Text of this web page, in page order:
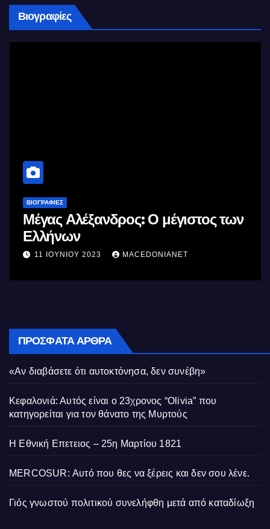
Βιογραφίες
ΒΙΟΓΡΑΦΊΕΣ
Μέγας Αλέξανδρος: Ο μέγιστος των
Ελλήνων
11 ΙΟΥΝΊΟΥ 2023 MACEDONIANET
ΠΡΌΣΦΑΤΑ ΆΡΘΡΑ
«Αν διαβάσετε ότι αυτοκτόνησα, δεν συνέβη»
Κεφαλονιά: Αυτός είναι ο 23χρονος “Olivia” που
κατηγορείται για τον θάνατο της Μυρτούς
Η Εθνική Επετειος – 25η Μαρτίου 1821
MERCOSUR: Αυτό που θες να ξέρεις και δεν σου λένε.
Γιός γνωστού πολιτικού συνελήφθη μετά από καταδίωξη